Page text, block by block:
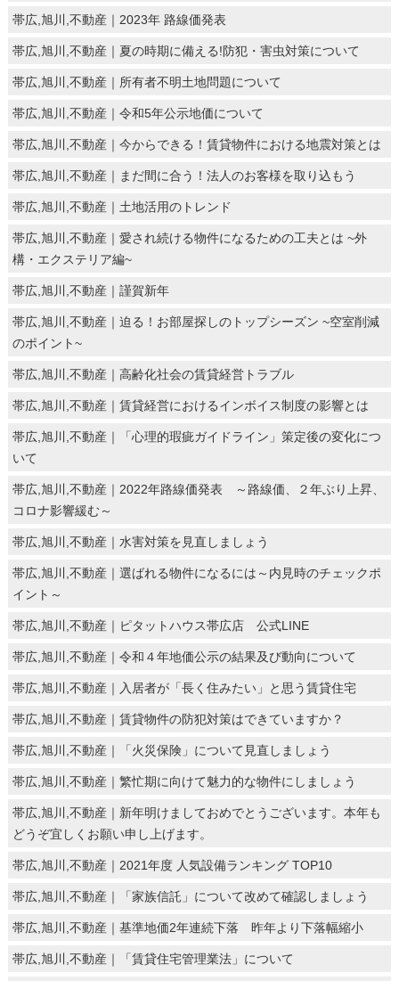
帯広,旭川,不動産｜2023年 路線価発表
帯広,旭川,不動産｜夏の時期に備える!防犯・害虫対策について
帯広,旭川,不動産｜所有者不明土地問題について
帯広,旭川,不動産｜令和5年公示地価について
帯広,旭川,不動産｜今からできる！賃貸物件における地震対策とは
帯広,旭川,不動産｜まだ間に合う！法人のお客様を取り込もう
帯広,旭川,不動産｜土地活用のトレンド
帯広,旭川,不動産｜愛され続ける物件になるための工夫とは ~外
構・エクステリア編~
帯広,旭川,不動産｜謹賀新年
帯広,旭川,不動産｜迫る！お部屋探しのトップシーズン ~空室削減
のポイント~
帯広,旭川,不動産｜高齢化社会の賃貸経営トラブル
帯広,旭川,不動産｜賃貸経営におけるインボイス制度の影響とは
帯広,旭川,不動産｜「心理的瑕疵ガイドライン」策定後の変化につ
いて
帯広,旭川,不動産｜2022年路線価発表 ～路線価、２年ぶり上昇、
コロナ影響緩む～
帯広,旭川,不動産｜水害対策を見直しましょう
帯広,旭川,不動産｜選ばれる物件になるには～内見時のチェックポ
イント～
帯広,旭川,不動産｜ピタットハウス帯広店 公式LINE
帯広,旭川,不動産｜令和４年地価公示の結果及び動向について
帯広,旭川,不動産｜入居者が「長く住みたい」と思う賃貸住宅
帯広,旭川,不動産｜賃貸物件の防犯対策はできていますか？
帯広,旭川,不動産｜「火災保険」について見直しましょう
帯広,旭川,不動産｜繁忙期に向けて魅力的な物件にしましょう
帯広,旭川,不動産｜新年明けましておめでとうございます。本年も
どうぞ宜しくお願い申し上げます。
帯広,旭川,不動産｜2021年度 人気設備ランキング TOP10
帯広,旭川,不動産｜「家族信託」について改めて確認しましょう
帯広,旭川,不動産｜基準地価2年連続下落 昨年より下落幅縮小
帯広,旭川,不動産｜「賃貸住宅管理業法」について